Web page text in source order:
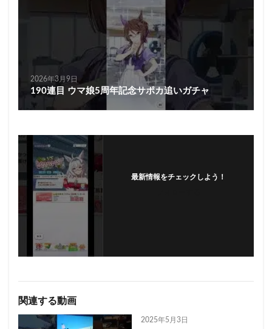
2026年3月9日
190連目 ウマ娘5周年記念サポカ追いガチャ
最新情報をチェックしよう！
関連する動画
2025年5月3日